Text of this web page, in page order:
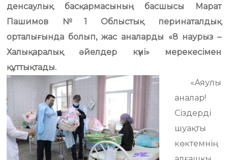
денсаулық басқармасының басшысы Марат
Пашимов №1 Облыстық перинаталдық
орталығында болып, жас аналарды «8 наурыз –
Халықаралық әйелдер күні» мерекесімен
құттықтады.
«Аяулы
аналар!
Сіздерді
шуақты
көктемнің